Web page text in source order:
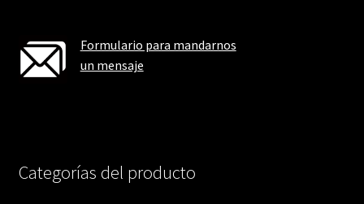
Formulario para mandarnos
un mensaje
Categorías del producto